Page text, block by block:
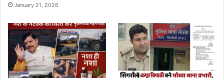
January 21, 2026